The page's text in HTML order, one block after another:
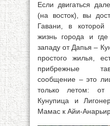
Если двигаться
(на восток), вы
Гавани, в которой
жизнь города и
западу от Дапья –
простого жилья,
прибрежные
сообщение – это
только летом: от
Кунупица и
Мамас к Айи-